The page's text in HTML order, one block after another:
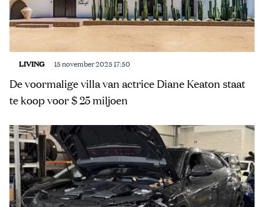
LIVING 15 november 2025 17:50
De voormalige villa van actrice Diane Keaton staat
te koop voor $ 25 miljoen